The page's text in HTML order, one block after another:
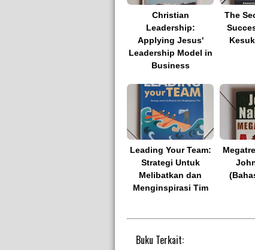
Christian
Leadership:
Applying Jesus'
Leadership Model in
Business
The
Leading Your Team:
Strategi Untuk
Melibatkan dan
Menginspirasi Tim
Buku Terkait: